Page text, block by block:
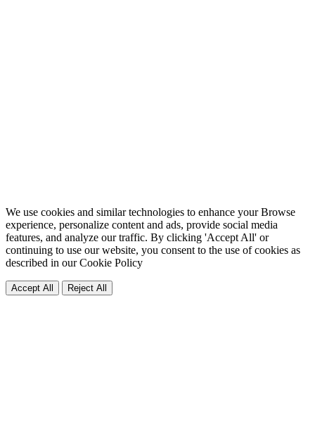
We use cookies and similar technologies to enhance your Browse
experience, personalize content and ads, provide social media
features, and analyze our traffic. By clicking 'Accept All' or
continuing to use our website, you consent to the use of cookies as
described in ourCookie Policy
Accept All Reject All